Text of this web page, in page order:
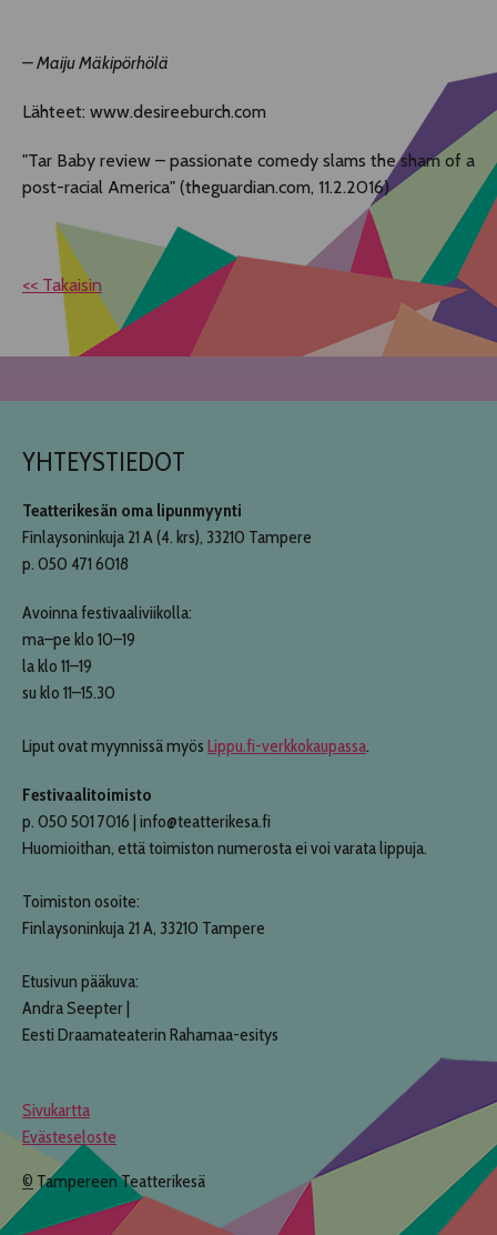
– Maiju Mäkipörhölä
Lähteet: www.desireeburch.com
"Tar Baby review – passionate comedy slams the sham of a
post-racial America" (theguardian.com, 11.2.2016)
<< Takaisin
YHTEYSTIEDOT
Teatterikesän oma lipunmyynti
Finlaysoninkuja 21 A (4. krs), 33210 Tampere
p. 050 471 6018
Avoinna festivaaliviikolla:
ma–pe klo 10–19
la klo 11–19
su klo 11–15.30
Liput ovat myynnissä myös Lippu.fi-verkkokaupassa.
Festivaalitoimisto
p. 050 501 7016 | info@teatterikesa.fi
Huomioithan, että toimiston numerosta ei voi varata lippuja.
Toimiston osoite:
Finlaysoninkuja 21 A, 33210 Tampere
Etusivun pääkuva:
Andra Seepter |
Eesti Draamateaterin Rahamaa-esitys
Sivukartta
Evästeseloste
© Tampereen Teatterikesä